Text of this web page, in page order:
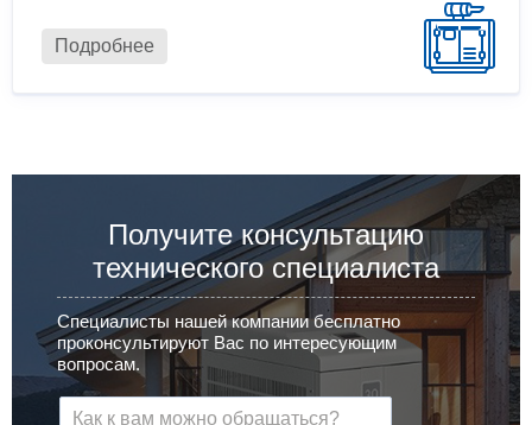
Подробнее
Получите консультацию
технического специалиста
Специалисты нашей компании бесплатно
проконсультируют Вас по интересующим
вопросам.